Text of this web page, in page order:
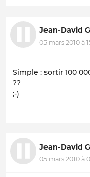
Jean-David
05 mars 2010 à
Simple : sortir 100
??
;-)
Jean-David
05 mars 2010 à